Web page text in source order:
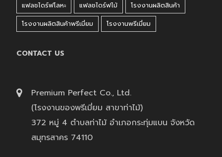
แฟลชไดร์ฟโลหะ
แฟลชไดร์ฟไม้
โรงงานผลิตสินค้า
โรงงานผลิตสินค้าพรีเมี่ยม
โรงงานพรีเมี่ยม
CONTACT US
Premium Perfect Co., Ltd.
(โรงงานของพรีเมี่ยม สาขาท่าไม้)
372 หมู่ 4 ตำบลท่าไม้ อำเภอกระทุ่มแบน จังหวัด
สมุทรสาคร 74110